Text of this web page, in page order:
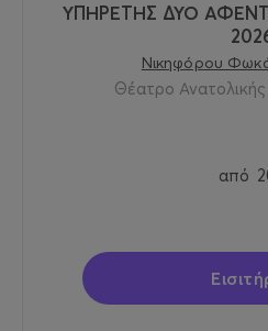
ΥΠΗΡΕΤΗΣ ΔΥΟ
Νικηφόρου
Θέατρο
από